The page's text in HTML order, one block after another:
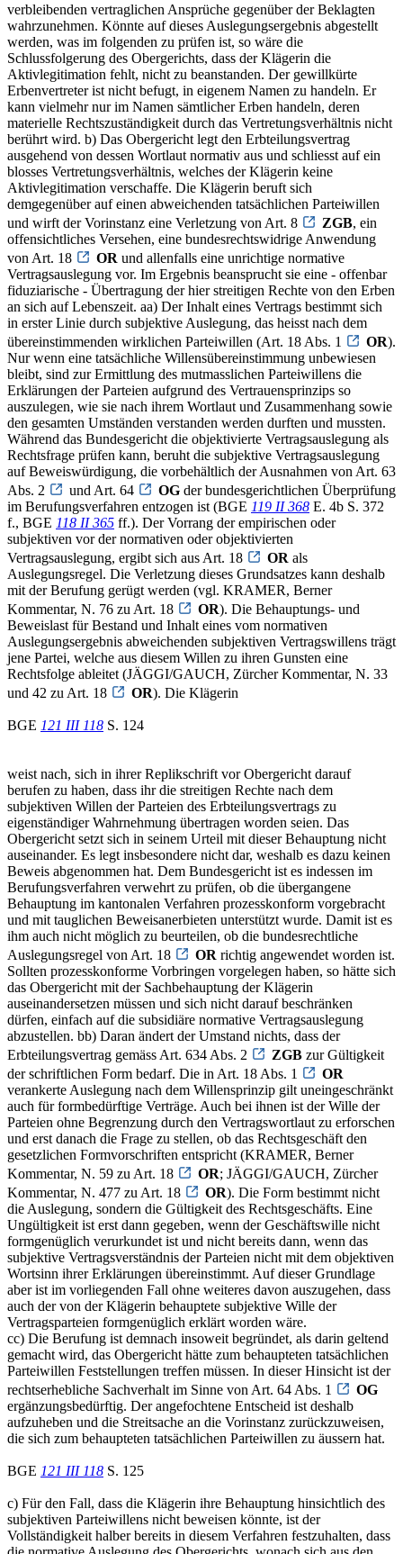
verbleibenden vertraglichen Ansprüche gegenüber der Beklagten
wahrzunehmen. Könnte auf dieses Auslegungsergebnis abgestellt
werden, was im folgenden zu prüfen ist, so wäre die
Schlussfolgerung des Obergerichts, dass der Klägerin die
Aktivlegitimation fehlt, nicht zu beanstanden. Der gewillkürte
Erbenvertreter ist nicht befugt, in eigenem Namen zu handeln. Er
kann vielmehr nur im Namen sämtlicher Erben handeln, deren
materielle Rechtszuständigkeit durch das Vertretungsverhältnis nicht
berührt wird. b) Das Obergericht legt den Erbteilungsvertrag
ausgehend von dessen Wortlaut normativ aus und schliesst auf ein
blosses Vertretungsverhältnis, welches der Klägerin keine
Aktivlegitimation verschaffe. Die Klägerin beruft sich
demgegenüber auf einen abweichenden tatsächlichen Parteiwillen
und wirft der Vorinstanz eine Verletzung von Art. 8
ZGB, ein
offensichtliches Versehen, eine bundesrechtswidrige Anwendung
von Art. 18
OR und allenfalls eine unrichtige normative
Vertragsauslegung vor. Im Ergebnis beansprucht sie eine - offenbar
fiduziarische - Übertragung der hier streitigen Rechte von den Erben
an sich auf Lebenszeit. aa) Der Inhalt eines Vertrags bestimmt sich
in erster Linie durch subjektive Auslegung, das heisst nach dem
übereinstimmenden wirklichen Parteiwillen (Art. 18 Abs. 1
OR).
Nur wenn eine tatsächliche Willensübereinstimmung unbewiesen
bleibt, sind zur Ermittlung des mutmasslichen Parteiwillens die
Erklärungen der Parteien aufgrund des Vertrauensprinzips so
auszulegen, wie sie nach ihrem Wortlaut und Zusammenhang sowie
den gesamten Umständen verstanden werden durften und mussten.
Während das Bundesgericht die objektivierte Vertragsauslegung als
Rechtsfrage prüfen kann, beruht die subjektive Vertragsauslegung
auf Beweiswürdigung, die vorbehältlich der Ausnahmen von Art. 63
Abs. 2
und Art. 64 OG der bundesgerichtlichen Überprüfung
im Berufungsverfahren entzogen ist (BGE 119 II 368 E. 4b S. 372
f., BGE 118 II 365 ff.). Der Vorrang der empirischen oder
subjektiven vor der normativen oder objektivierten
Vertragsauslegung, ergibt sich aus Art. 18
OR als
Auslegungsregel. Die Verletzung dieses Grundsatzes kann deshalb
mit der Berufung gerügt werden (vgl. KRAMER, Berner
Kommentar, N. 76 zu Art. 18
OR). Die Behauptungs- und
Beweislast für Bestand und Inhalt eines vom normativen
Auslegungsergebnis abweichenden subjektiven Vertragswillens trägt
jene Partei, welche aus diesem Willen zu ihren Gunsten eine
Rechtsfolge ableitet (JÄGGI/GAUCH, Zürcher Kommentar, N. 33
und 42 zu Art. 18
OR). Die Klägerin
BGE 121 III 118 S. 124
weist nach, sich in ihrer Replikschrift vor Obergericht darauf
berufen zu haben, dass ihr die streitigen Rechte nach dem
subjektiven Willen der Parteien des Erbteilungsvertrags zu
eigenständiger Wahrnehmung übertragen worden seien. Das
Obergericht setzt sich in seinem Urteil mit dieser Behauptung nicht
auseinander. Es legt insbesondere nicht dar, weshalb es dazu keinen
Beweis abgenommen hat. Dem Bundesgericht ist es indessen im
Berufungsverfahren verwehrt zu prüfen, ob die übergangene
Behauptung im kantonalen Verfahren prozesskonform vorgebracht
und mit tauglichen Beweisanerbieten unterstützt wurde. Damit ist es
ihm auch nicht möglich zu beurteilen, ob die bundesrechtliche
Auslegungsregel von Art. 18
OR richtig angewendet worden ist.
Sollten prozesskonforme Vorbringen vorgelegen haben, so hätte sich
das Obergericht mit der Sachbehauptung der Klägerin
auseinandersetzen müssen und sich nicht darauf beschränken
dürfen, einfach auf die subsidiäre normative Vertragsauslegung
abzustellen. bb) Daran ändert der Umstand nichts, dass der
Erbteilungsvertrag gemäss Art. 634 Abs. 2
ZGB zur Gültigkeit
der schriftlichen Form bedarf. Die in Art. 18 Abs. 1
OR
verankerte Auslegung nach dem Willensprinzip gilt uneingeschränkt
auch für formbedürftige Verträge. Auch bei ihnen ist der Wille der
Parteien ohne Begrenzung durch den Vertragswortlaut zu erforschen
und erst danach die Frage zu stellen, ob das Rechtsgeschäft den
gesetzlichen Formvorschriften entspricht (KRAMER, Berner
Kommentar, N. 59 zu Art. 18
OR; JÄGGI/GAUCH, Zürcher
Kommentar, N. 477 zu Art. 18
OR). Die Form bestimmt nicht
die Auslegung, sondern die Gültigkeit des Rechtsgeschäfts. Eine
Ungültigkeit ist erst dann gegeben, wenn der Geschäftswille nicht
formgenüglich verurkundet ist und nicht bereits dann, wenn das
subjektive Vertragsverständnis der Parteien nicht mit dem objektiven
Wortsinn ihrer Erklärungen übereinstimmt. Auf dieser Grundlage
aber ist im vorliegenden Fall ohne weiteres davon auszugehen, dass
auch der von der Klägerin behauptete subjektive Wille der
Vertragsparteien formgenüglich erklärt worden wäre.
cc) Die Berufung ist demnach insoweit begründet, als darin geltend
gemacht wird, das Obergericht hätte zum behaupteten tatsächlichen
Parteiwillen Feststellungen treffen müssen. In dieser Hinsicht ist der
rechtserhebliche Sachverhalt im Sinne von Art. 64 Abs. 1
OG
ergänzungsbedürftig. Der angefochtene Entscheid ist deshalb
aufzuheben und die Streitsache an die Vorinstanz zurückzuweisen,
die sich zum behaupteten tatsächlichen Parteiwillen zu äussern hat.
BGE 121 III 118 S. 125
c) Für den Fall, dass die Klägerin ihre Behauptung hinsichtlich des
subjektiven Parteiwillens nicht beweisen könnte, ist der
Vollständigkeit halber bereits in diesem Verfahren festzuhalten, dass